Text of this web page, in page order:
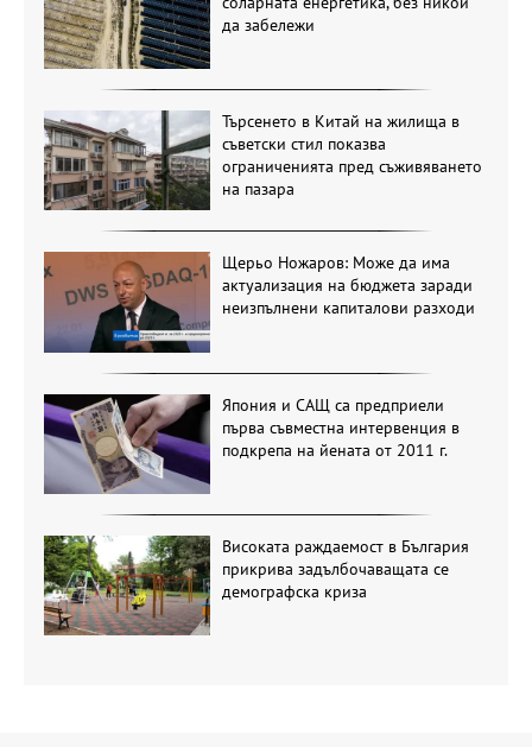
да забележи
Търсенето в Китай на жилища в
съветски стил показва
ограниченията пред съживяването
на пазара
Щерьо Ножаров: Може да има
актуализация на бюджета заради
неизпълнени капиталови разходи
Япония и САЩ са предприели
първа съвместна интервенция в
подкрепа на йената от 2011 г.
Високата раждаемост в България
прикрива задълбочаващата се
демографска криза